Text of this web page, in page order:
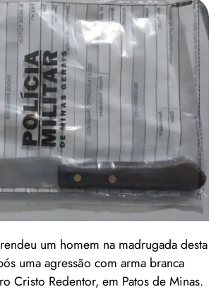
um homem na madrugada desta
uma agressão com arma branca
Cristo Redentor, em Patos de Minas.